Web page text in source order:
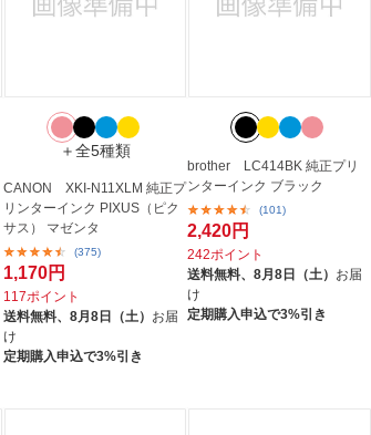
＋全5種類
CANON XKI-N11XLM 純正プ
リンターインク PIXUS（ピク
サス） マゼンタ
(375)
1,170円
117ポイント
送料無料、 8月8日（土） お届
け
定期購入申込で3%引き
brother LC414BK 純正プリ
ンターインク ブラック
(101)
2,420円
242ポイント
送料無料、8月8日（土） お届
け
定期購入申込で3%引き